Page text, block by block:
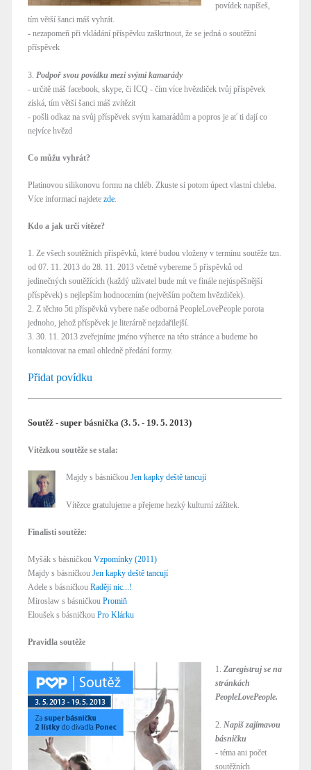
povídek napíšeš,
tím větší šanci máš vyhrát.
- nezapomeň při vkládání příspěvku zaškrtnout, že se jedná o soutěžní
příspěvek
3. Podpoř svou povídku mezi svými kamarády
- určitě máš facebook, skype, či ICQ - čím více hvězdiček tvůj příspěvek
získá, tím větší šanci máš zvítězit
- pošli odkaz na svůj příspěvek svým kamarádům a popros je ať ti dají co
nejvíce hvězd
Co můžu vyhrát?
Platinovou silikonovu formu na chléb. Zkuste si potom úpect vlastní chleba.
Více informací najdete zde.
Kdo a jak určí vítěze?
1. Ze všech soutěžních příspěvků, které budou vloženy v termínu soutěže tzn.
od 07. 11. 2013 do 28. 11. 2013 včetně vybereme 5 příspěvků od
jedinečných soutěžících (každý uživatel bude mít ve finále nejúspěšnější
příspěvek) s nejlepším hodnocením (největším počtem hvězdiček).
2. Z těchto 5ti příspěvků vybere naše odborná PeopleLovePeople porota
jednoho, jehož příspěvek je literárně nejzdařilejší.
3. 30. 11. 2013 zveřejníme jméno výherce na této stránce a budeme ho
kontaktovat na email ohledně předání formy.
Přidat povídku
Soutěž - super básnička (3. 5. - 19. 5. 2013)
Vítězkou soutěže se stala:
Majdy s básničkou Jen kapky deště tancují
Vítězce gratulujeme a přejeme hezký kulturní zážitek.
Finalisti soutěže:
Myšák s básničkou Vzpomínky (2011)
Majdy s básničkou Jen kapky deště tancují
Adele s básničkou Raději nic...!
Miroslaw s básničkou Promiň
Eloušek s básničkou Pro Klárku
Pravidla soutěže
1. Zaregistruj se na
stránkách
PeopleLovePeople.
2. Napiš zajímavou
básničku
- téma ani počet
soutěžních